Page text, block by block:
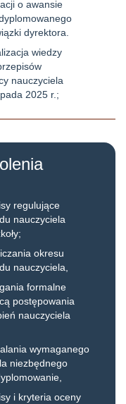
o awansie
dyrektora.
wiedzy
nauczyciela
2025 r.;
regulujące
nauczyciela
okresu
nauczyciela,
formalne
postępowania
nauczyciela
wymaganego
niezbędnego
i kryteria oceny